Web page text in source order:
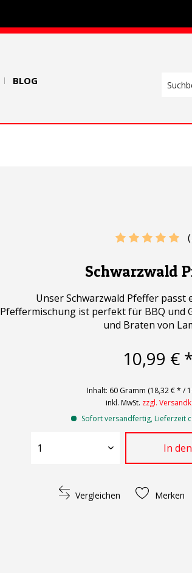
BLOG
(
Schwarzwald
Unser Schwarzwald Pfeffer passt
Pfeffermischung ist perfekt für BBQ und
und Braten von
10,99 € *
Inhalt: 60 Gramm (18,32 € * /
inkl. MwSt. zzgl.
Sofort versandfertig, Lieferzeit
In den
Vergleichen Merken